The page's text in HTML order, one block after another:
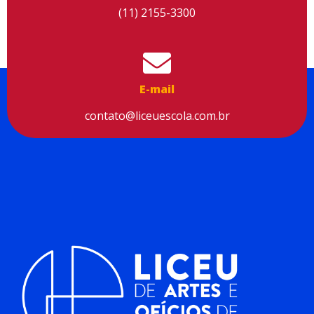
(11) 2155-3300
E-mail
contato@liceuescola.com.br